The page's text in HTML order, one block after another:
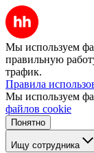
Мы используем
правильную
трафик.
Правила
Мы используем
файлов cookie
Понятно
Ищу сотрудника